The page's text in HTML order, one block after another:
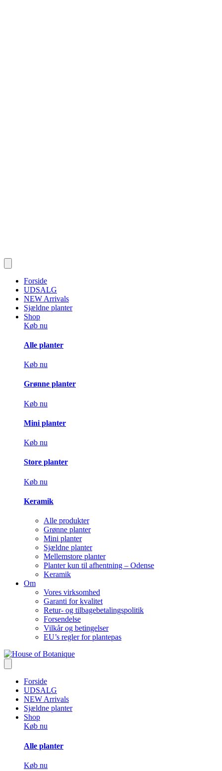
Forside
UDSALG
NEW Arrivals
Sjældne planter
Shop
Køb nu
Alle planter
Køb nu
Grønne planter
Køb nu
Mini planter
Køb nu
Store planter
Køb nu
Keramik
Alle produkter
Grønne planter
Mini planter
Sjældne planter
Mellemstore planter
Planter kun til afhentning – Odense
Keramik
Om
Vores virksomhed
Garanti for kvalitet
Retur- og tilbagebetalingspolitik
Forsendelse
Vilkår og betingelser
EU’s regler for plantepas
Forside
UDSALG
NEW Arrivals
Sjældne planter
Shop
Køb nu
Alle planter
Køb nu